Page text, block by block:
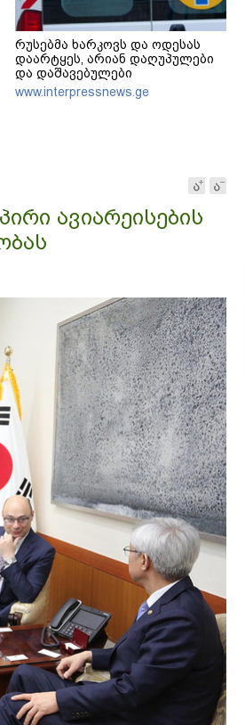
რუსებმა ხარკოვს და ოდესას
დაარტყეს, არიან დაღუპულები
და დაშავებულები
www.interpressnews.ge
ავიარეისების